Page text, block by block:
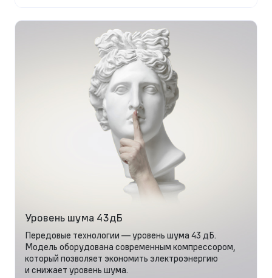
Уровень шума 43дБ
Передовые технологии — уровень шума 43 дБ.
Модель оборудована современным компрессором,
который позволяет экономить электроэнергию
и снижает уровень шума.